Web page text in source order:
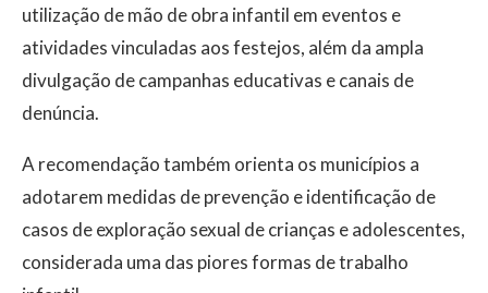
utilização de mão de obra infantil em eventos e
atividades vinculadas aos festejos, além da ampla
divulgação de campanhas educativas e canais de
denúncia.
A recomendação também orienta os municípios a
adotarem medidas de prevenção e identificação de
casos de exploração sexual de crianças e adolescentes,
considerada uma das piores formas de trabalho